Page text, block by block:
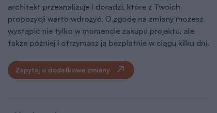
architekt przeanalizuje i doradzi, które z Twoich
propozycji warto wdrożyć. O zgodę na zmiany możesz
wystąpić nie tylko w momencie zakupu projektu, ale
także później i otrzymasz ją bezpłatnie w ciągu kilku dni.
Zapytaj o dodatkowe zmiany